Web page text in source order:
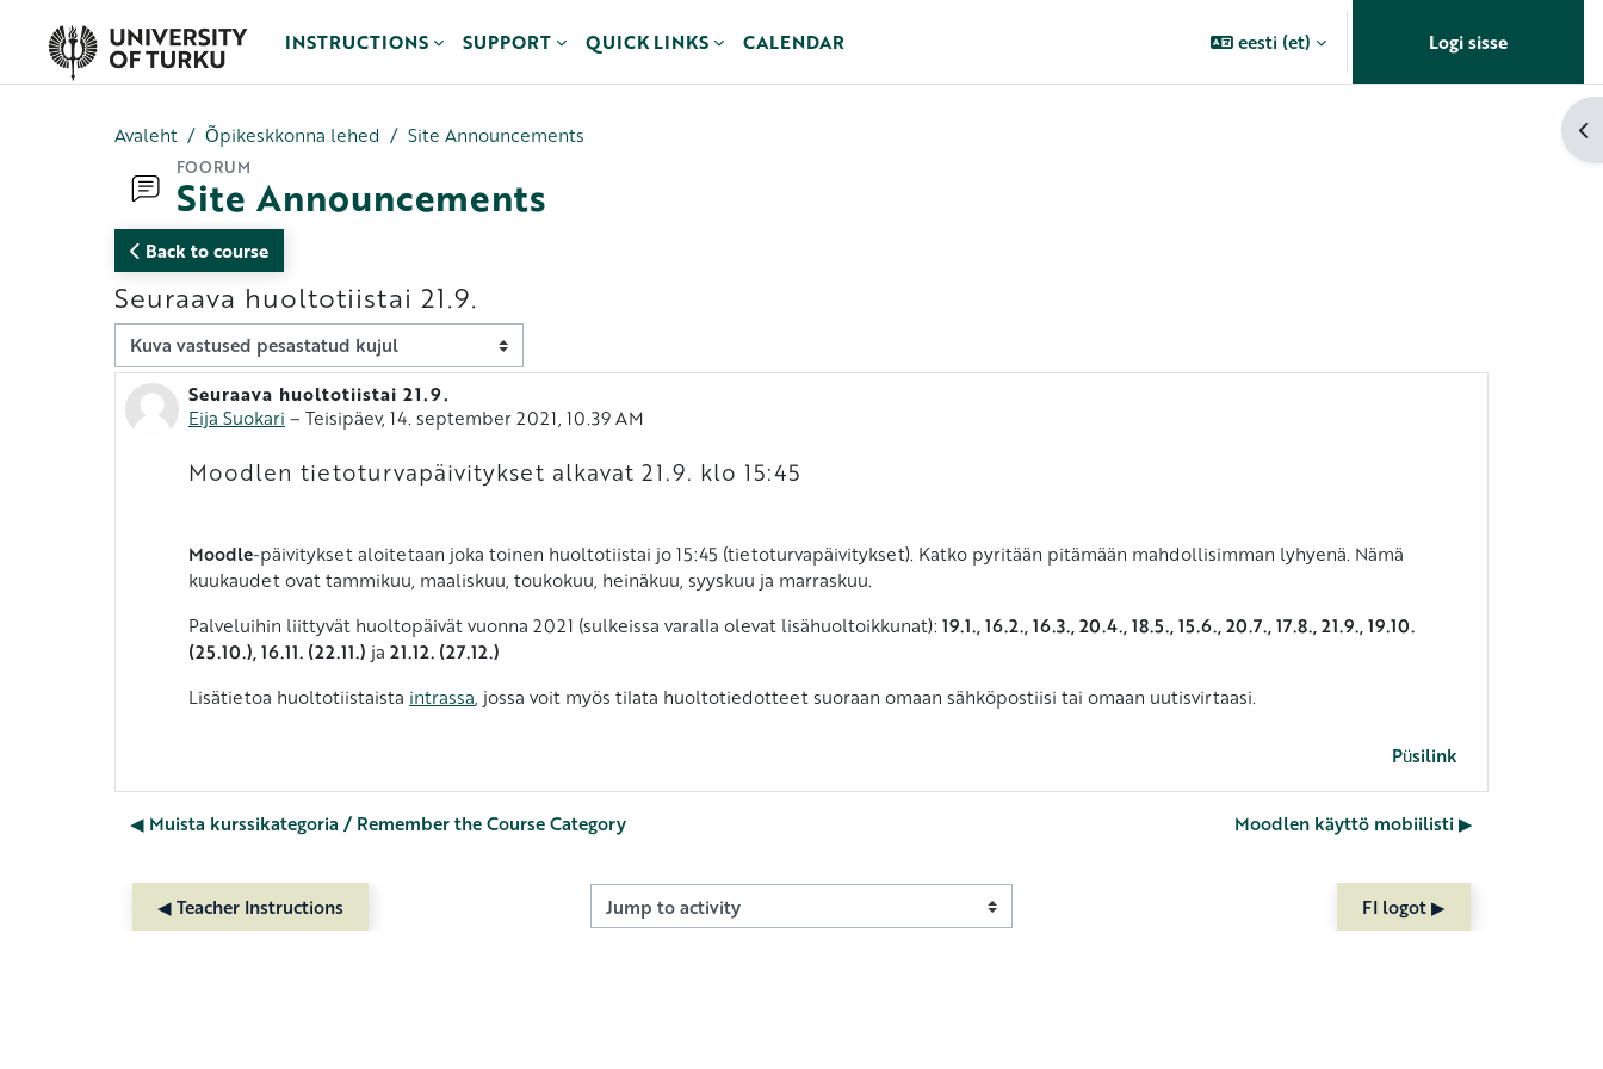
INSTRUCTIONS
SUPPORT QUICK LINKS CALENDAR eesti ‎(et)‎ Logi sisse
Avaleht Õpikeskkonna lehed Site Announcements
FOORUM
Site Announcements
Back to course
Seuraava huoltotiistai 21.9.
Kuvamisrežiim
Seuraava huoltotiistai 21.9.
Eija Suokari – Teisipäev, 14. september 2021, 10.39 AM
Vastuste arv 0
Moodlen tietoturvapäivitykset alkavat 21.9. klo 15:45
Moodle-päivitykset aloitetaan joka toinen huoltotiistai jo 15:45 (tietoturvapäivitykset). Katko pyritään pitämään mahdollisimman lyhyenä. Nämä
kuukaudet ovat tammikuu, maaliskuu, toukokuu, heinäkuu, syyskuu ja marraskuu.
Palveluihin liittyvät huoltopäivät vuonna 2021 (sulkeissa varalla olevat lisähuoltoikkunat): 19.1., 16.2., 16.3., 20.4., 18.5., 15.6.,20.7., 17.8., 21.9., 19.10.
(25.10.), 16.11. (22.11.) ja 21.12. (27.12.)
Lisätietoa huoltotiistaista intrassa, jossa voit myös tilata huoltotiedotteet suoraan omaan sähköpostiisi tai omaan uutisvirtaasi.
Püsilink
◀︎ Muista kurssikategoria / Remember the Course Category Moodlen käyttö mobiilisti ▶︎
◀︎ Teacher Instructions Jump to activity FI logot ▶︎